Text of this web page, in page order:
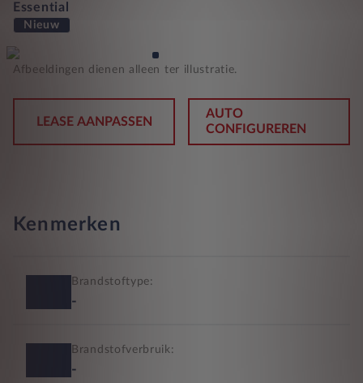
Essential
Nieuw
Afbeeldingen dienen alleen ter illustratie.
LEASE AANPASSEN
AUTO
CONFIGUREREN
Kenmerken
Brandstoftype:
-
Brandstofverbruik:
-